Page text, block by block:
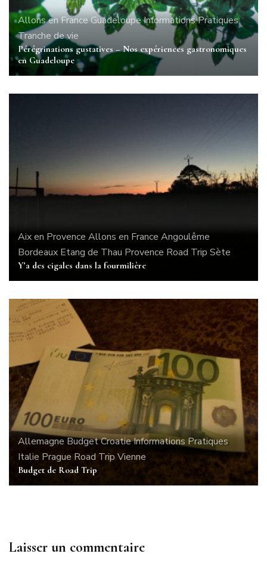
Allons en FranceGuadeloupeInformations Pratiques
Tranche de vie
Pérégrinations gustatives – Nos expériences gastronomiques
en Guadeloupe
Aix en Provence Allons en France Angoulême
Bordeaux Etang de Thau Provence Road Trip Sète
Y’a des cigales dans la fourmilière
AllemagneBudgetCroatieInformations Pratiques
Italie Prague Road Trip Vienne
Budget de Road Trip
Laisser un commentaire